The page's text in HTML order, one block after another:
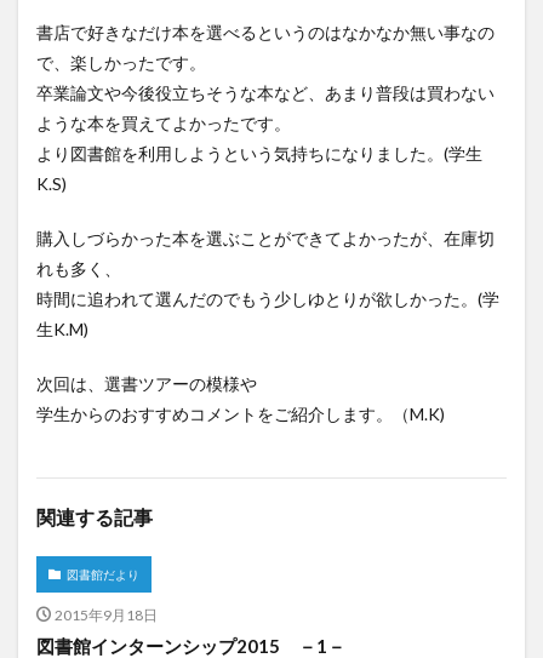
書店で好きなだけ本を選べるというのはなかなか無い事なの
で、楽しかったです。
卒業論文や今後役立ちそうな本など、あまり普段は買わない
ような本を買えてよかったです。
より図書館を利用しようという気持ちになりました。(学生
K.S)
購入しづらかった本を選ぶことができてよかったが、在庫切
れも多く、
時間に追われて選んだのでもう少しゆとりが欲しかった。(学
生K.M)
次回は、選書ツアーの模様や
学生からのおすすめコメントをご紹介します。（M.K)
関連する記事
図書館だより
2015年9月18日
図書館インターンシップ2015 －1－